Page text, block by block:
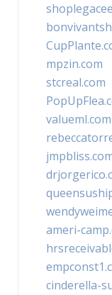
mpzin.com
stcreal.com
valueml.com
ameri-
cinderella-